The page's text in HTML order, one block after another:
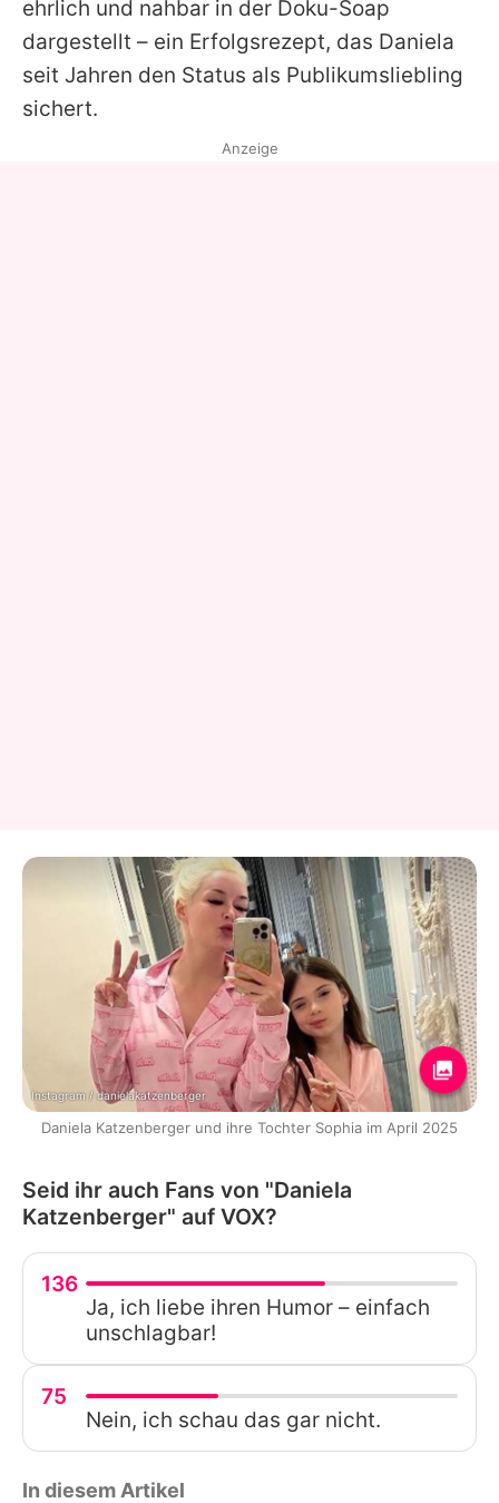
ehrlich und nahbar in der Doku-Soap
dargestellt – ein Erfolgsrezept, das Daniela
seit Jahren den Status als Publikumsliebling
sichert.
Anzeige
Instagram / danielakatzenberger
Daniela Katzenberger und ihre Tochter Sophia im April 2025
Seid ihr auch Fans von "Daniela
Katzenberger" auf VOX?
136
Ja, ich liebe ihren Humor – einfach
unschlagbar!
75
Nein, ich schau das gar nicht.
In diesem Artikel